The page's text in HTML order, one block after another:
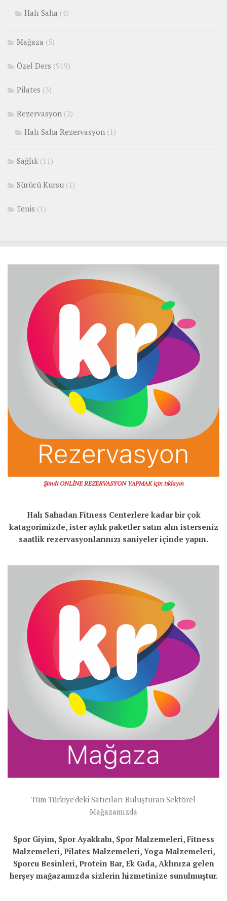
Halı Saha (4)
Mağaza (5)
Özel Ders (919)
Pilates (3)
Rezervasyon (2)
Halı Saha Rezervasyon (1)
Sağlık (11)
Sürücü Kursu (1)
Tenis (1)
Şimdi ONLİNE REZERVASYON YAPMAK için tıklayın
Halı Sahadan Fitness Centerlere kadar bir çok
katagorimizde, ister aylık paketler satın alın isterseniz
saatlik rezervasyonlarınızı saniyeler içinde yapın.
Tüm Türkiye'deki Satıcıları Buluşturan Sektörel
Mağazamızda
Spor Giyim, Spor Ayakkabı, Spor Malzemeleri, Fitness
Malzemeleri, Pilates Malzemeleri, Yoga Malzemeleri,
Sporcu Besinleri, Protein Bar, Ek Gıda, Aklınıza gelen
herşey mağazamızda sizlerin hizmetinize sunulmuştur.